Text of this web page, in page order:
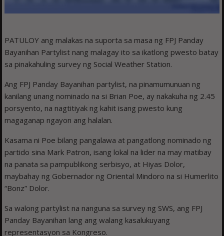
PATULOY ang malakas na suporta sa masa ng FPJ Panday
Bayanihan Partylist nang malagay ito sa ikatlong pwesto batay
sa pinakahuling survey ng Social Weather Station.
Ang FPJ Panday Bayanihan partylist, na pinamumunuan ng
kanilang unang nominado na si Brian Poe, ay nakakuha ng 2.45
porsyento, na nagtitiyak ng kahit isang pwesto kung
magaganap ngayon ang halalan.
Kasama ni Poe bilang pangalawa at pangatlong nominado ng
partido sina Mark Patron, isang lokal na lider na may matibay
na panata sa pampublikong serbisyo, at Hiyas Dolor,
maybahay ng Gobernador ng Oriental Mindoro na si Humerlito
“Bonz” Dolor.
Sa walong partylist na nanguna sa survey ng SWS, ang FPJ
Panday Bayanihan lang ang walang kasalukuyang
representasyon sa Kongreso.